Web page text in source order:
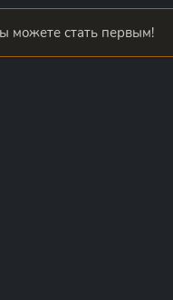
можете стать первым!